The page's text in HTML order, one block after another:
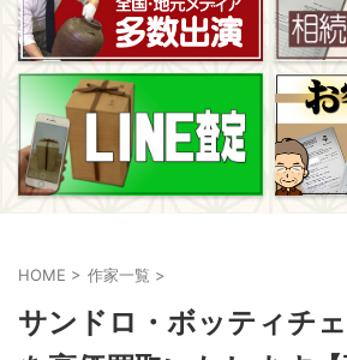
HOME > 作家一覧 >
サンドロ・ボッティチ